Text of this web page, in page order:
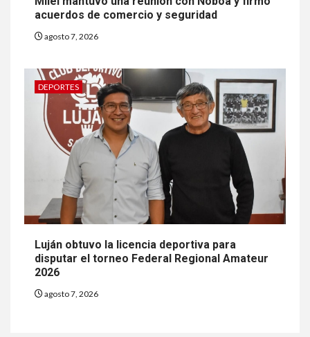
acuerdos de comercio y seguridad
agosto 7, 2026
DEPORTES
Luján obtuvo la licencia deportiva para
disputar el torneo Federal Regional Amateur
2026
agosto 7, 2026